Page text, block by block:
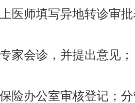
医师填写异地转诊审
家会诊，并提出意见；
险办公室审核登记；